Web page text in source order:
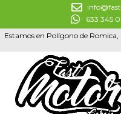
633 345
Estamos en Polígono de